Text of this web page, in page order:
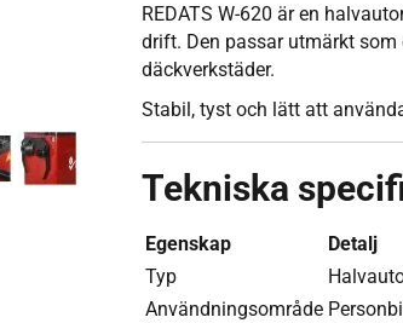
REDATS W-620 är en
drift. Den passar utmärkt
däckverkstäder.
Stabil, tyst och lätt att
Tekniska
Egenskap
Detalj
Typ
Användningsområde